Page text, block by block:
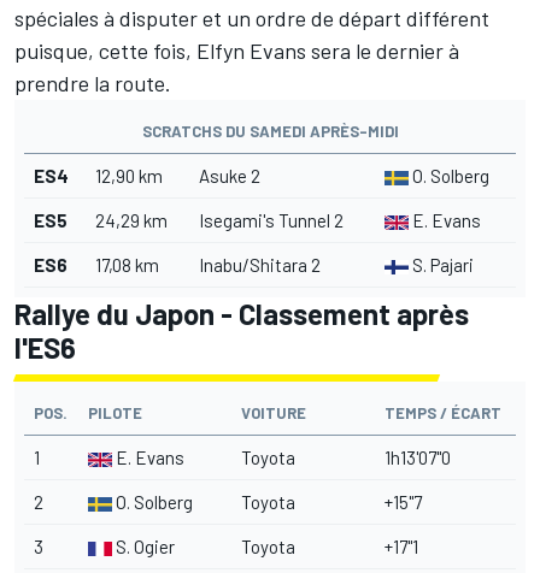
spéciales à disputer et un ordre de départ différent
puisque, cette fois, Elfyn Evans sera le dernier à
prendre la route.
SCRATCHS DU SAMEDI APRÈS-MIDI
ES4 12,90 km Asuke 2 O. Solberg
ES5 24,29 km Isegami's Tunnel 2 E. Evans
ES6 17,08 km Inabu/Shitara 2 S. Pajari
Rallye du Japon - Classement après
l'ES6
POS. PILOTE VOITURE TEMPS / ÉCART
1 E. Evans Toyota 1h13'07"0
2 O. Solberg Toyota +15"7
3 S. Ogier Toyota +17"1